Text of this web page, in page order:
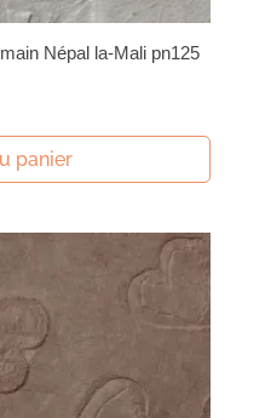
Népal la-Mali pn125
panier